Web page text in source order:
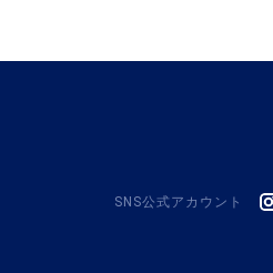
SNS公式アカウント